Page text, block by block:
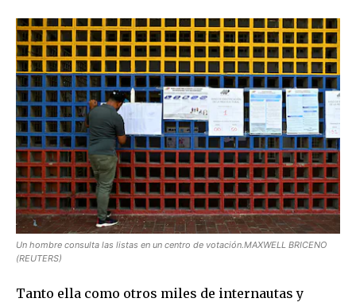
Join our community of
SUBSCRIBERS and be part of the
conversation.
To subscribe, simply enter your email address on our website
or click the subscribe button below. Don't worry, we respect
your privacy and won't spam your inbox. Your information is
safe with us.
Un hombre consulta las listas en un centro de votación.MAXWELL BRICENO
(REUTERS)
Tanto ella como otros miles de internautas y